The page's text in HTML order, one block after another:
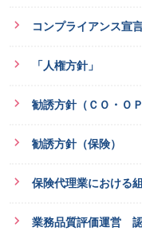
コンプライアンス宣
「人権方針」
勧誘方針（ＣＯ・ＯＰ
勧誘方針（保険）
保険代理業における
業務品質評価運営